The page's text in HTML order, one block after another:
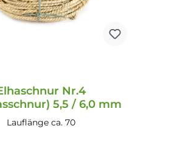
Nr.4
5,5 / 6,0 mm
Lauflänge ca. 70